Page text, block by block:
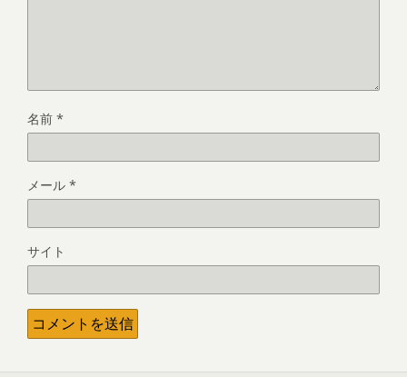
名前 *
メール *
サイト